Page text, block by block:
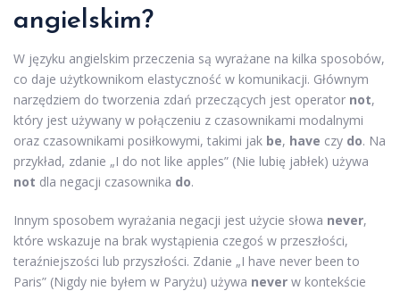
angielskim?
W języku angielskim przeczenia są wyrażane na kilka sposobów,
co daje użytkownikom elastyczność w komunikacji. Głównym
narzędziem do tworzenia zdań przeczących jest operator not,
który jest używany w połączeniu z czasownikami modalnymi
oraz czasownikami posiłkowymi, takimi jak be, have czy do. Na
przykład, zdanie „I do not like apples” (Nie lubię jabłek) używa
not dla negacji czasownika do.
Innym sposobem wyrażania negacji jest użycie słowa never,
które wskazuje na brak wystąpienia czegoś w przeszłości,
teraźniejszości lub przyszłości. Zdanie „I have never been to
Paris” (Nigdy nie byłem w Paryżu) używa never w kontekście